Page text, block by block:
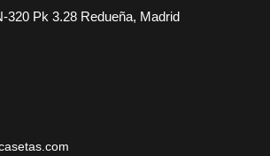
320 Pk 3.28 Redueña, Madrid